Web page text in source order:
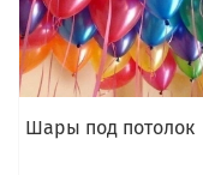
Шары под потолок